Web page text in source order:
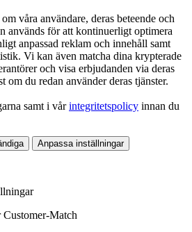
våra användare, deras beteende och
används för att kontinuerligt optimera
anpassad reklam och innehåll samt
Vi kan även matcha dina krypterade
och visa erbjudanden via deras
om du redan använder deras tjänster.
samt i vårintegritetspolicy innan du
Anpassa inställningar
Match